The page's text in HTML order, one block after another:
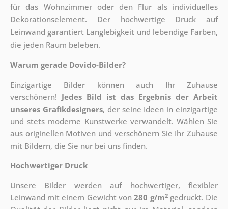
für das Wohnzimmer oder den Flur als individuelles
Dekorationselement. Der hochwertige Druck auf
Leinwand garantiert Langlebigkeit und lebendige Farben,
die jeden Raum beleben.
Warum gerade Dovido-Bilder?
Einzigartige Bilder können auch Ihr Zuhause
verschönern! Jedes Bild ist das Ergebnis der Arbeit
unseres Grafikdesigners, der seine Ideen in einzigartige
und stets moderne Kunstwerke verwandelt. Wählen Sie
aus originellen Motiven und verschönern Sie Ihr Zuhause
mit Bildern, die Sie nur bei uns finden.
Hochwertiger Druck
Unsere Bilder werden auf hochwertiger, flexibler
Leinwand mit einem Gewicht von280 g/m2gedruckt. Die